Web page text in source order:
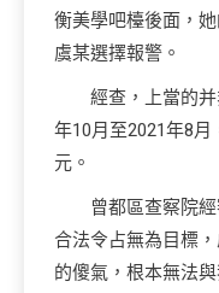
衡美學吧檯後面，
虞某選擇報警。
經查，上當的
年10月至2021年8
元。
曾都區查察院
合法令占無為目標
的傻氣，根本無法